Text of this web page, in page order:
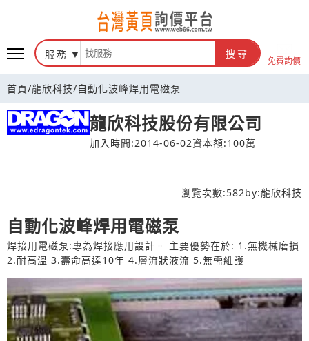
台灣黃頁詢價平台
服務 搜尋
免費詢價
首頁/龍欣科技/自動化波峰焊用電磁泵
龍欣科技股份有限公司
加入時間:2014-06-02資本額:100萬
瀏覽次數:582by:龍欣科技
自動化波峰焊用電磁泵
焊接用電磁泵:專為焊接應用設計。 主要優勢在於: 1.無機械磨損
2.耐高溫 3.壽命高達10年 4.層流狀液流 5.無需維護